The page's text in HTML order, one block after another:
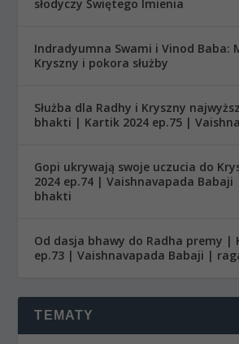
słodyczy Świętego Imienia
Indradyumna Swami i Vinod Baba:
Kryszny i pokora służby
Służba dla Radhy i Kryszny
bhakti | Kartik 2024 ep.75 |
Gopi ukrywają swoje uczucia do
2024 ep.74 | Vaishnavapada
bhakti
Od dasja bhawy do Radha premy |
ep.73 | Vaishnavapada Babaji |
TEMATY